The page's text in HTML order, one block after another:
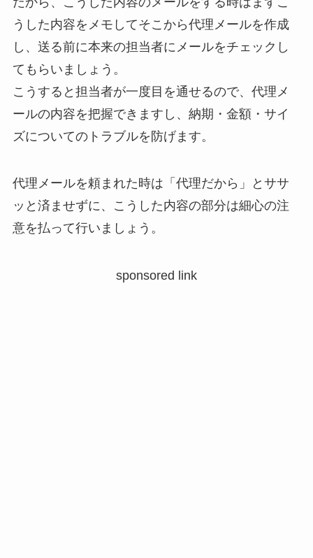
うした内容をメモしてそこから代理メールを作成
し、送る前に本来の担当者にメールをチェックし
てもらいましょう。
こうすると担当者が一度目を通せるので、代理メ
ールの内容を把握できますし、納期・金額・サイ
ズについてのトラブルを防げます。
代理メールを頼まれた時は「代理だから」とササ
ッと済ませずに、こうした内容の部分は細心の注
意を払って行いましょう。
sponsored link